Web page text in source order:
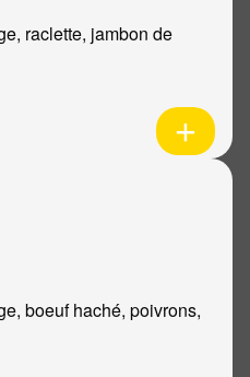
raclette, jambon de
boeuf haché, poivrons,